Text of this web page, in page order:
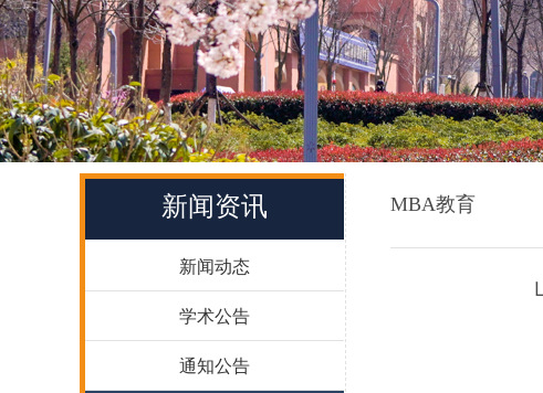
新闻资讯
新闻动态
学术公告
通知公告
MBA教育